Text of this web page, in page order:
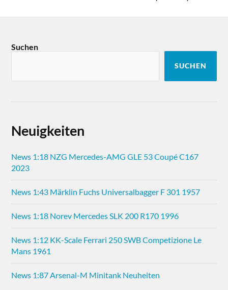
Suchen
SUCHEN
Neuigkeiten
News 1:18 NZG Mercedes-AMG GLE 53 Coupé C167
2023
News 1:43 Märklin Fuchs Universalbagger F 301 1957
News 1:18 Norev Mercedes SLK 200 R170 1996
News 1:12 KK-Scale Ferrari 250 SWB Competizione Le
Mans 1961
News 1:87 Arsenal-M Minitank Neuheiten